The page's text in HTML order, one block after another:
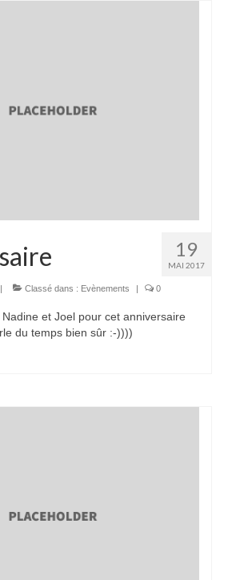
19
MAI 2017
| Classé dans : Evènements | 0
et Joel pour cet anniversaire
du temps bien sûr :-))))